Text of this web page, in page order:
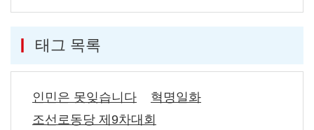
태그 목록
인민은 못잊습니다
혁명일화
조선로동당 제9차대회